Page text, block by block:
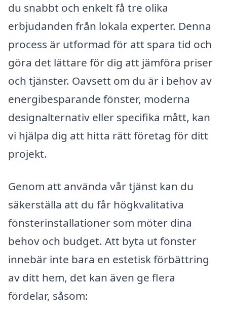
du snabbt och enkelt få tre olika
erbjudanden från lokala experter. Denna
process är utformad för att spara tid och
göra det lättare för dig att jämföra priser
och tjänster. Oavsett om du är i behov av
energibesparande fönster, moderna
designalternativ eller specifika mått, kan
vi hjälpa dig att hitta rätt företag för ditt
projekt.
Genom att använda vår tjänst kan du
säkerställa att du får högkvalitativa
fönsterinstallationer som möter dina
behov och budget. Att byta ut fönster
innebär inte bara en estetisk förbättring
av ditt hem, det kan även ge flera
fördelar, såsom: